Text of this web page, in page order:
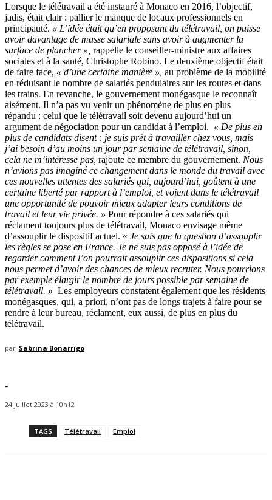
Lorsque le télétravail a été instauré à Monaco en 2016, l’objectif,
jadis, était clair : pallier le manque de locaux professionnels en
principauté. « L’idée était qu’en proposant du télétravail, on puisse
avoir davantage de masse salariale sans avoir à augmenter la
surface de plancher », rappelle le conseiller-ministre aux affaires
sociales et à la santé, Christophe Robino. Le deuxième objectif était
de faire face, « d’une certaine manière », au problème de la mobilité
en réduisant le nombre de salariés pendulaires sur les routes et dans
les trains. En revanche, le gouvernement monégasque le reconnaît
aisément. Il n’a pas vu venir un phénomène de plus en plus
répandu : celui que le télétravail soit devenu aujourd’hui un
argument de négociation pour un candidat à l’emploi. « De plus en
plus de candidats disent : je suis prêt à travailler chez vous, mais
j’ai besoin d’au moins un jour par semaine de télétravail, sinon,
cela ne m’intéresse pas, rajoute ce membre du gouvernement. Nous
n’avions pas imaginé ce changement dans le monde du travail avec
ces nouvelles attentes des salariés qui, aujourd’hui, goûtent à une
certaine liberté par rapport à l’emploi, et voient dans le télétravail
une opportunité de pouvoir mieux adapter leurs conditions de
travail et leur vie privée. » Pour répondre à ces salariés qui
réclament toujours plus de télétravail, Monaco envisage même
d’assouplir le dispositif actuel. « Je sais que la question d’assouplir
les règles se pose en France. Je ne suis pas opposé à l’idée de
regarder comment l’on pourrait assouplir ces dispositions si cela
nous permet d’avoir des chances de mieux recruter. Nous pourrions
par exemple élargir le nombre de jours possible par semaine de
télétravail. » Les employeurs constatent également que les résidents
monégasques, qui, a priori, n’ont pas de longs trajets à faire pour se
rendre à leur bureau, réclament, eux aussi, de plus en plus du
télétravail.
par Sabrina Bonarrigo
-
24 juillet 2023 à 10h12
TAGS Télétravail Emploi